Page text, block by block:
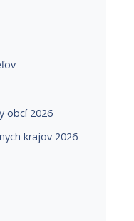
obcí 2026
krajov 2026